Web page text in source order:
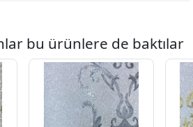
bu ürünlere de baktılar